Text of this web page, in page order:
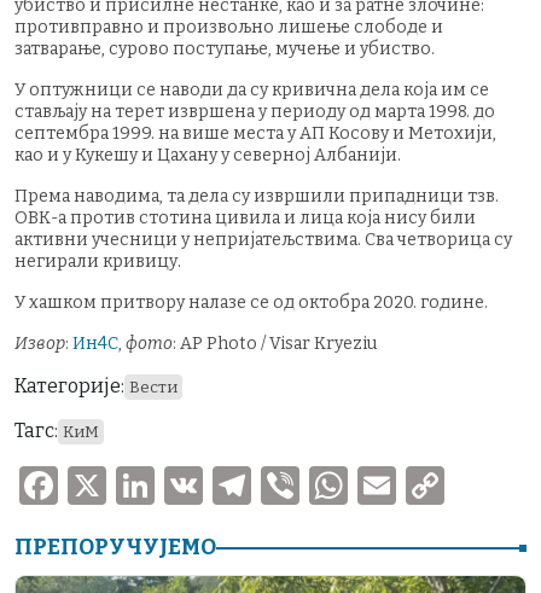
убиство и присилне нестанке, као и за ратне злочине:
противправно и произвољно лишење слободе и
затварање, сурово поступање, мучење и убиство.
У оптужници се наводи да су кривична дела која им се
стављају на терет извршена у периоду од марта 1998. до
септембра 1999. на више места у АП Косову и Метохији,
као и у Кукешу и Цахану у северној Албанији.
Према наводима, та дела су извршили припадници тзв.
ОВК-а против стотина цивила и лица која нису били
активни учесници у непријатељствима. Сва четворица су
негирали кривицу.
У хашком притвору налазе се од октобра 2020. године.
Извор: Ин4С, фото: AP Photo / Visar Kryeziu
Категорије: Вести
Тагс: КиМ
F
c
X
Li
k
V
T
e
V
er
W
at
E
ai p
ПРЕПОРУЧУЈЕМО